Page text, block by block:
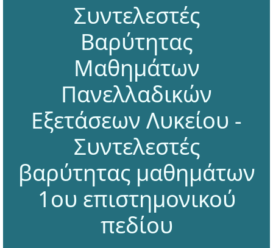
Συντελεστές
Βαρύτητας
Μαθημάτων
Πανελλαδικών
Εξετάσεων Λυκείου -
Συντελεστές
βαρύτητας μαθημάτων
1ου επιστημονικού
πεδίου